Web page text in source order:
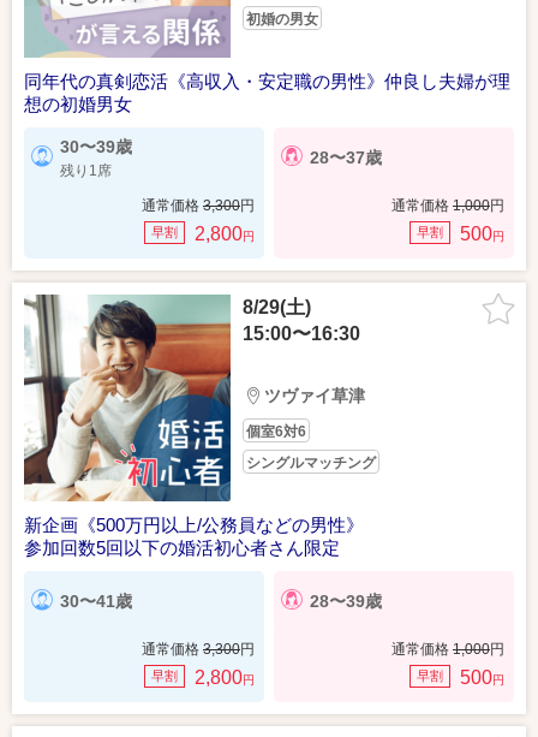
初婚の男女
同年代の真剣恋活《高収入・安定職の男性》仲良し夫婦が理
想の初婚男女
30〜39歳
残り1席
通常価格 3,300円
早割 2,800円
28〜37歳
通常価格 1,000円
早割 500円
8/29(土)
15:00〜16:30
ツヴァイ草津
個室6対6
シングルマッチング
新企画《500万円以上/公務員などの男性》
参加回数5回以下の婚活初心者さん限定
30〜41歳
通常価格 3,300円
早割 2,800円
28〜39歳
通常価格 1,000円
早割 500円